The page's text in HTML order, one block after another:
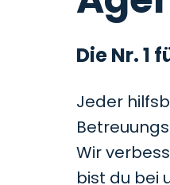
Die Nr.
Jeder
Wir
bist du bei